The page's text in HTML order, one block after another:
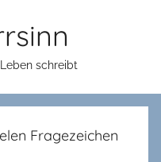
schreibt
Fragezeichen